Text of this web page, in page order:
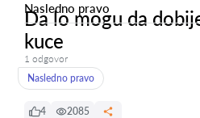
Nasledno pravo
Da lo mogu da
kuce
1 odgovor
Nasledno pravo
4 2085